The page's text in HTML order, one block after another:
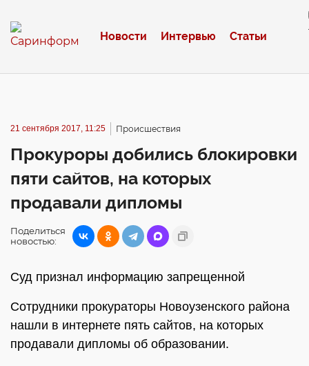
Новости Интервью Статьи
21 сентября 2017, 11:25 Происшествия
Прокуроры добились блокировки
пяти сайтов, на которых
продавали дипломы
Поделиться
новостью:
Суд признал информацию запрещенной
Сотрудники прокураторы Новоузенского района
нашли в интернете пять сайтов, на которых
продавали дипломы об образовании.